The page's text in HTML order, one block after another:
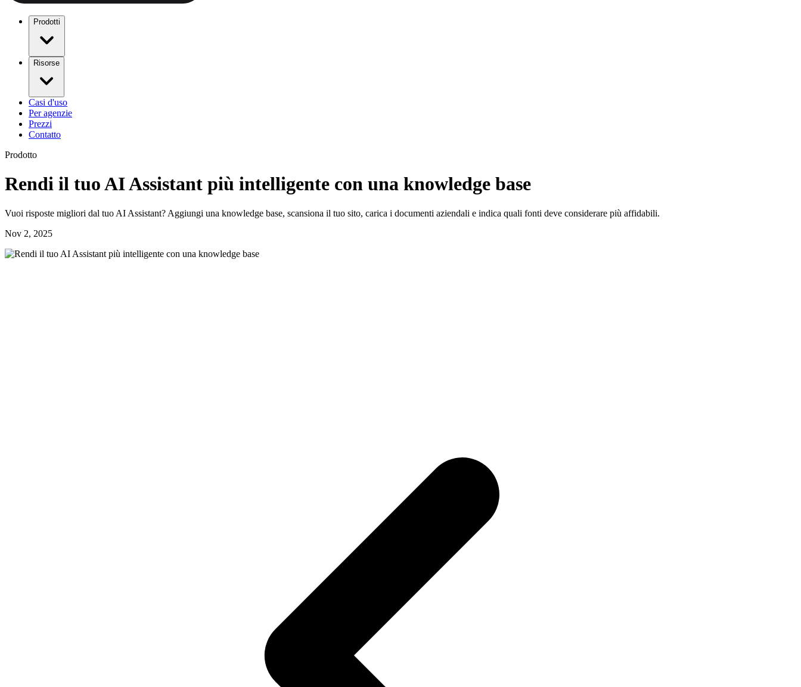
Prodotti
Risorse
Casi d'uso
Per agenzie
Prezzi
Contatto
Prodotto
Rendi il tuo AI Assistant più intelligente con una knowledge base
Vuoi risposte migliori dal tuo AI Assistant? Aggiungi una knowledge base, scansiona il tuo sito, carica i documenti aziendali e indica quali fonti deve considerare più affidabili.
Nov 2, 2025